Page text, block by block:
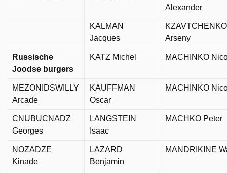
Alexander
KALMAN
Jacques
KZAVTCHENKO
Arseny
Russische
Joodse burgers
KATZ Michel MACHINKO
MEZONIDSWILLY
Arcade
KAUFFMAN
Oscar
MACHINKO
CNUBUCNADZ
Georges
LANGSTEIN
Isaac
MACHKO Peter
NOZADZE
Kinade
LAZARD
Benjamin
MANDRIKINE